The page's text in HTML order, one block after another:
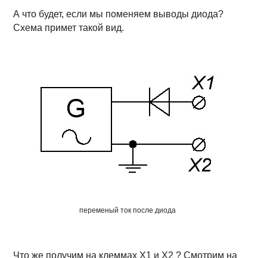
А что будет, если мы поменяем выводы диода?
Схема примет такой вид.
переменый ток после диода
Что же получим на клеммах Х1 и Х2 ? Смотрим на